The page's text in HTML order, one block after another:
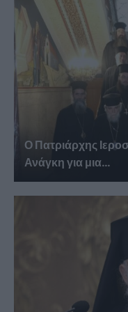
Ο Πατριάρχης
Ανάγκη για μια...